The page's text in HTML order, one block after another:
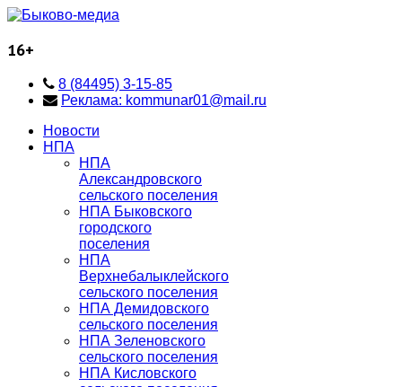
16+
8 (84495) 3-15-85
Реклама: kommunar01@mail.ru
Новости
НПА
НПА
Александровского
сельского поселения
НПА Быковского
городского
поселения
НПА
Верхнебалыклейского
сельского поселения
НПА Демидовского
сельского поселения
НПА Зеленовского
сельского поселения
НПА Кисловского